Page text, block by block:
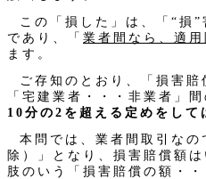
この「損した」は、「“損
であり、「 業者間なら、適用
ます。
ご存知のとおり、「損害賠
「宅建業者・・・非業者」
10分の2を超える定めをして
本問では、業者間取引なの
除）」となり、損害賠償額
肢のいう「損害賠償の額・